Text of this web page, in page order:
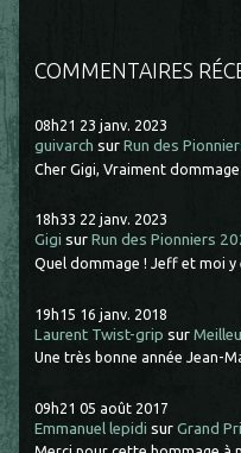
COMMENTAIRES
08h21 23 janv. 2023
guivarch surRun des
Cher Gigi, Vraiment
18h33 22 janv. 2023
Gigi surRun des Pionniers
Quel dommage ! Jeff et moi
19h15 16 janv. 2018
Laurent Twist-grip sur
Une très bonne année Jean-
09h21 05 août 2017
Emmanuel lepidi surGrand